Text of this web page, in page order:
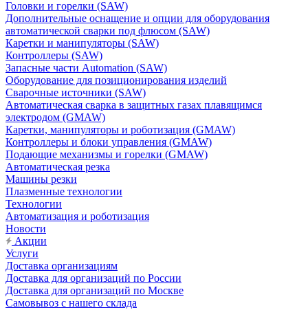
Головки и горелки (SAW)
Дополнительные оснащение и опции для оборудования
автоматической сварки под флюсом (SAW)
Каретки и манипуляторы (SAW)
Контроллеры (SAW)
Запасные части Automation (SAW)
Оборудование для позиционирования изделий
Сварочные источники (SAW)
Автоматическая сварка в защитных газах плавящимся
электродом (GMAW)
Каретки, манипуляторы и роботизация (GMAW)
Контроллеры и блоки управления (GMAW)
Подающие механизмы и горелки (GMAW)
Автоматическая резка
Машины резки
Плазменные технологии
Технологии
Автоматизация и роботизация
Новости
Акции
Услуги
Доставка организациям
Доставка для организаций по России
Доставка для организаций по Москве
Самовывоз с нашего склада